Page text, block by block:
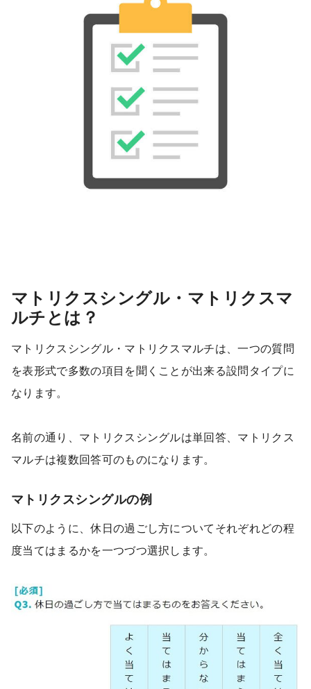
マトリクスシングル・マトリクスマ
ルチとは？
マトリクスシングル・マトリクスマルチは、一つの質問
を表形式で多数の項目を聞くことが出来る設問タイプに
なります。
名前の通り、マトリクスシングルは単回答、マトリクス
マルチは複数回答可のものになります。
マトリクスシングルの例
以下のように、休日の過ごし方についてそれぞれどの程
度当てはまるかを一つづつ選択します。